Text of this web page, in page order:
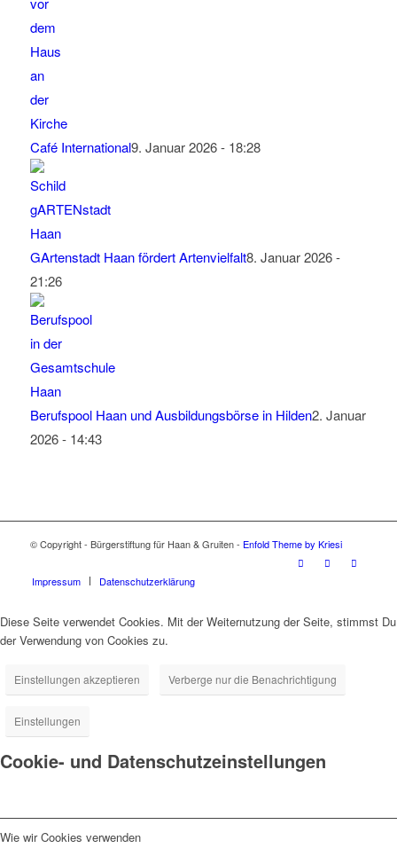
Café International9. Januar 2026 - 18:28
GArtenstadt Haan fördert Artenvielfalt8. Januar 2026 -
21:26
Berufspool Haan und Ausbildungsbörse in Hilden2. Januar
2026 - 14:43
© Copyright - Bürgerstiftung für Haan & Gruiten - Enfold Theme by Kriesi
Impressum Datenschutzerklärung
Diese Seite verwendet Cookies. Mit der Weiternutzung der Seite, stimmst Du
der Verwendung von Cookies zu.
Einstellungen akzeptieren Verberge nur die Benachrichtigung
Einstellungen
Cookie- und Datenschutzeinstellungen
Wie wir Cookies verwenden